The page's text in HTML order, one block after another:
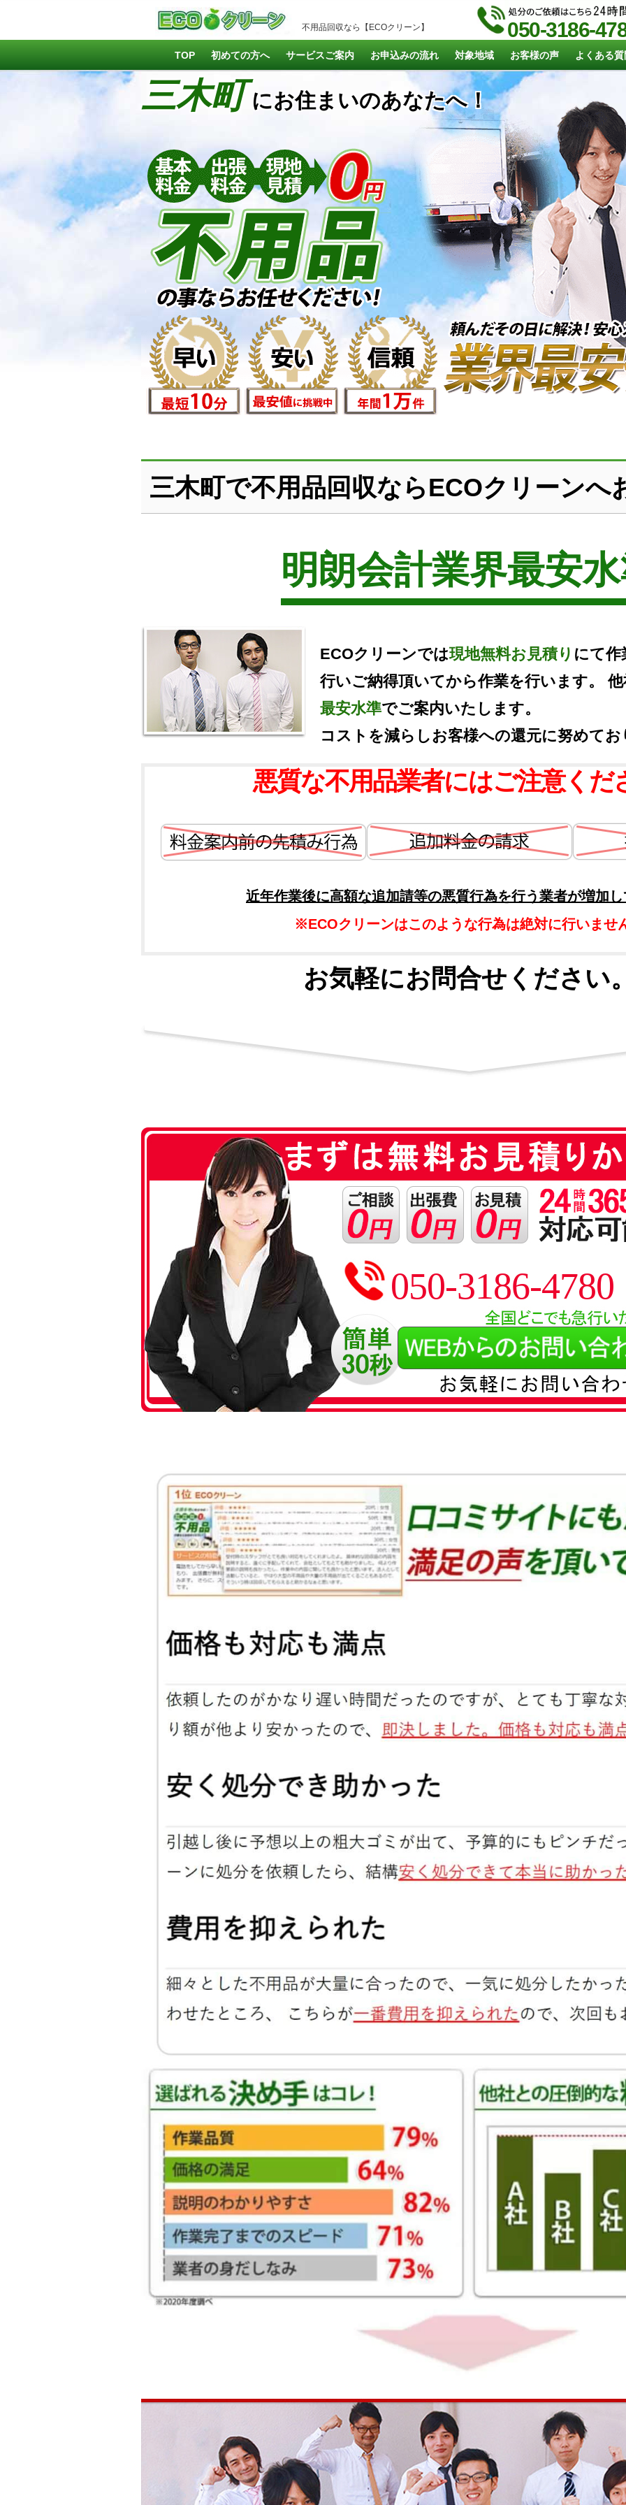
不用品回収なら【ECOクリーン】 050-3186-
TOP 初めての方へ サービスご案内 お申込みの流れ 対象地域 お客様の声 よくある質
三木町 にお住まいのあなたへ！
三木町で不用品回収ならECOクリーンへ
明朗会計業界最安
ECOクリーンでは現地無料お見積り にて作
行いご納得頂いてから作業を行います。
最安水準でご案内いたします。
コストを減らしお客様への還元に努めてお
悪質な不用品業者にはご注意くだ
近年作業後に高額な追加請等の悪質行為を行う業者が増加
※ECOクリーンはこのような行為は絶対に行いませ
お気軽にお問合せください
050-3186-4780